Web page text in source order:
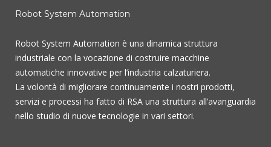
Robot System Automation
Robot System Automation è una dinamica struttura
industriale con la vocazione di costruire macchine
automatiche innovative per l’industria calzaturiera.
La volontà di migliorare continuamente i nostri prodotti,
servizi e processi ha fatto di RSA una struttura all’avanguardia
nello studio di nuove tecnologie in vari settori.